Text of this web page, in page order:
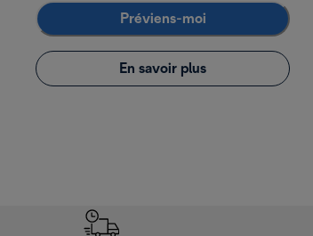
Préviens-moi
En savoir plus